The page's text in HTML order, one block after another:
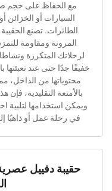
على حجم صغير يمكن
تصنع الحقيبة من بوليستر
ومقاومة للتمزق، وبذلك
حتى عند تعبئتها بالكامل. كما
من الداخل، مما يحمي
التقليدية، فإن هذه الحقيبة
لتلبية احتياجات
عمل أو ذاهبًا إلى الصالة
دفييل عصرية وعملية
الحياة